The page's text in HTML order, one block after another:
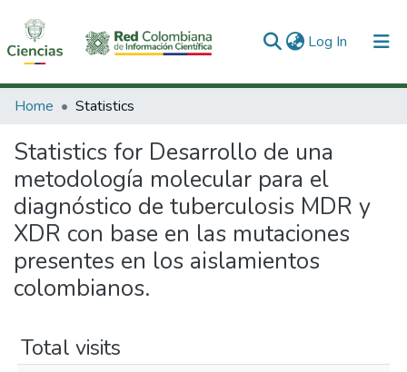
Log In (current)
Communities & Collections
All of DSpace
Home Statistics
Statistics for Desarrollo de una
metodología molecular para el
diagnóstico de tuberculosis MDR y
XDR con base en las mutaciones
presentes en los aislamientos
colombianos.
Total visits